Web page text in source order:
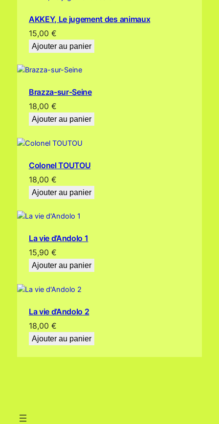
AKKEY, Le jugement des animaux
15,00 €
Ajouter au panier
Brazza-sur-Seine
18,00 €
Ajouter au panier
Colonel TOUTOU
18,00 €
Ajouter au panier
La vie d’Andolo 1
15,90 €
Ajouter au panier
La vie d’Andolo 2
18,00 €
Ajouter au panier